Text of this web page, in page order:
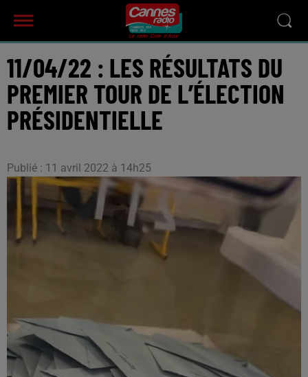
11/04/22 : LES RÉSULTATS DU
PREMIER TOUR DE L’ÉLECTION
PRÉSIDENTIELLE
Publié : 11 avril 2022 à 14h25